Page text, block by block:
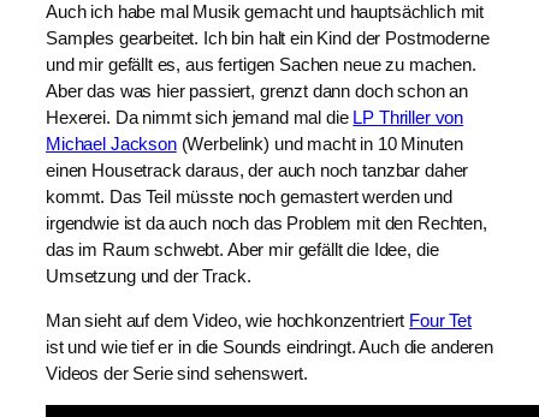
Auch ich habe mal Musik gemacht und hauptsächlich mit
Samples gearbeitet. Ich bin halt ein Kind der Postmoderne
und mir gefällt es, aus fertigen Sachen neue zu machen.
Aber das was hier passiert, grenzt dann doch schon an
Hexerei. Da nimmt sich jemand mal die LP Thriller von
Michael Jackson(Werbelink) und macht in 10 Minuten
einen Housetrack daraus, der auch noch tanzbar daher
kommt. Das Teil müsste noch gemastert werden und
irgendwie ist da auch noch das Problem mit den Rechten,
das im Raum schwebt. Aber mir gefällt die Idee, die
Umsetzung und der Track.
Man sieht auf dem Video, wie hochkonzentriert Four Tet
ist und wie tief er in die Sounds eindringt. Auch die anderen
Videos der Serie sind sehenswert.